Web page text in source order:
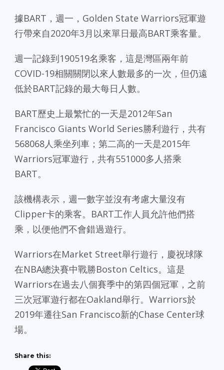
據BART，週一，Golden State Warriors冠軍遊
行帶來自2020年3月以來單日最高BART乘客量。
週一記錄到190519名乘客，這是灣區兩年前
COVID-19相關關閉以來人數最多的一次，但仍遠
低於BART記錄的最大每日人數。
BART歷史上最繁忙的一天是2012年San
Francisco Giants World Series勝利遊行，共有
568068人乘坐列車；第二高的一天是2015年
Warriors冠軍遊行，共有551000多人搭乘
BART。
該機構表示，週一數字並沒有考慮大量沒有
Clipper卡的乘客。BART工作人員允許他們搭
乘，以便他們不會錯過遊行。
Warriors在Market Street舉行遊行，慶祝球隊
在NBA總決賽中戰勝Boston Celtics。這是
Warriors在過去八個賽季中的第四個冠軍，之前
三次冠軍遊行都在Oakland舉行。Warriors於
2019年遷往San Francisco新的Chase Center球
場。
Share this: